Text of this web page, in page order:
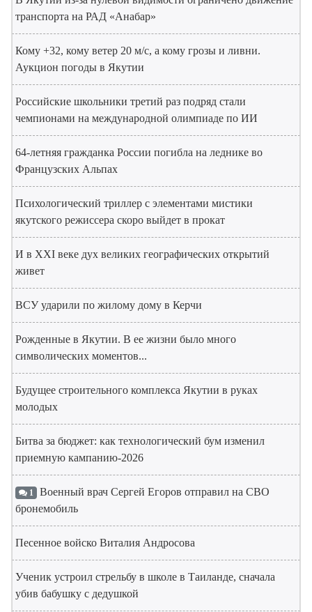
транспорта на РАД «Анабар»
Кому +32, кому ветер 20 м/с, а кому грозы и ливни.
Аукцион погоды в Якутии
Российские школьники третий раз подряд стали
чемпионами на международной олимпиаде по ИИ
64-летняя гражданка России погибла на леднике во
Французских Альпах
Психологический триллер с элементами мистики
якутского режиссера скоро выйдет в прокат
И в XXI веке дух великих географических открытий
живет
ВСУ ударили по жилому дому в Керчи
Рожденные в Якутии. В ее жизни было много
символических моментов...
Будущее строительного комплекса Якутии в руках
молодых
Битва за бюджет: как технологический бум изменил
приемную кампанию-2026
1 Военный врач Сергей Егоров отправил на СВО
бронемобиль
Песенное войско Виталия Андросова
Ученик устроил стрельбу в школе в Таиланде, сначала
убив бабушку с дедушкой